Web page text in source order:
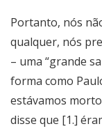
Portanto, nós
qualquer, nós
– uma “grande
forma como
estávamos
disse que [1.]